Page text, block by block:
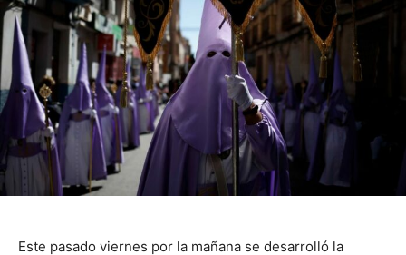
Este pasado viernes por la mañana se desarrolló la